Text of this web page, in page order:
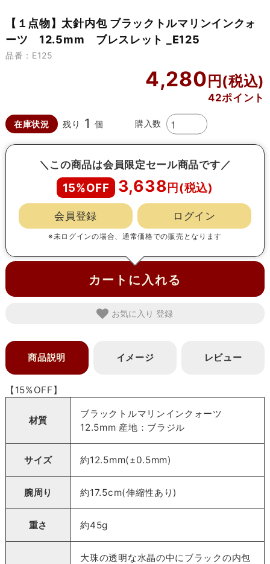
【１点物】太針内包 ブラックトルマリンインクォ
ーツ 12.5mm ブレスレット _E125
品番：E125
4,280
42ポイント
在庫状況 残り 1個 購入数
＼この商品は会員限定セール商品です／
15%OFF 3,638
会員登録 ログイン
※未ログインの場合、通常価格での販売となります
カートに入れる
お気に入り
商品説明 イメージ レビュー
【15%OFF】
材質
ブラックトルマリンインクォーツ
12.5mm 産地：ブラジル
サイズ 約12.5mm(±0.5mm)
腕周り 約17.5cm(伸縮性あり)
重さ 約45g
大珠の透明な水晶の中にブラックの内包